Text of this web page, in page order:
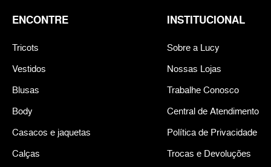
ENCONTRE
Tricots
Vestidos
Blusas
Body
Casacos e jaquetas
Calças
INSTITUCIONAL
Sobre a Lucy
Nossas Lojas
Trabalhe Conosco
Central de Atendimento
Política de Privacidade
Trocas e Devoluções